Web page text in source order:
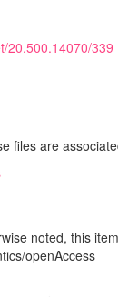
20.500.14070/339
files are
noted, this
openAccess